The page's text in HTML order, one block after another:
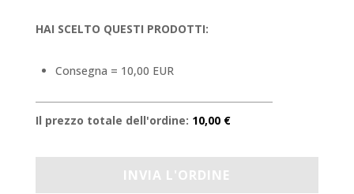
HAI SCELTO QUESTI PRODOTTI:
Consegna = 10,00 EUR
Il prezzo totale dell'ordine: 10,00 €